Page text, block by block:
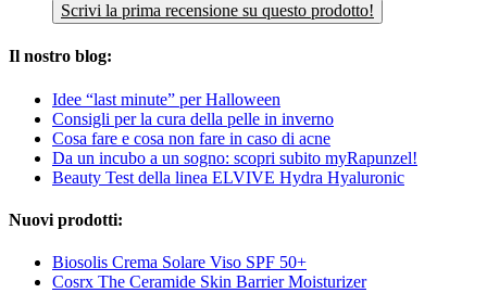
Scrivi la prima recensione su questo prodotto!
Il nostro blog:
Idee “last minute” per Halloween
Consigli per la cura della pelle in inverno
Cosa fare e cosa non fare in caso di acne
Da un incubo a un sogno: scopri subito myRapunzel!
Beauty Test della linea ELVIVE Hydra Hyaluronic
Nuovi prodotti:
Biosolis Crema Solare Viso SPF 50+
Cosrx The Ceramide Skin Barrier Moisturizer